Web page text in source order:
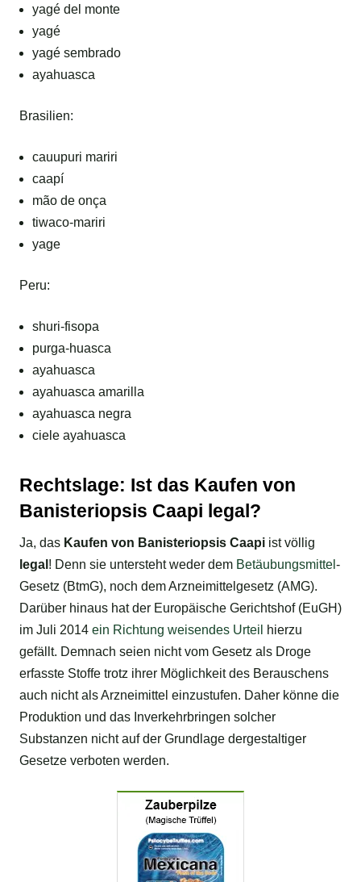
yagé del monte
yagé
yagé sembrado
ayahuasca
Brasilien:
cauupuri mariri
caapí
mão de onça
tiwaco-mariri
yage
Peru:
shuri-fisopa
purga-huasca
ayahuasca
ayahuasca amarilla
ayahuasca negra
ciele ayahuasca
Rechtslage: Ist das Kaufen von
Banisteriopsis Caapi legal?
Ja, das Kaufen von Banisteriopsis Caapi ist völlig
legal ! Denn sie untersteht weder dem Betäubungsmittel -
Gesetz (BtmG), noch dem Arzneimittelgesetz (AMG).
Darüber hinaus hat der Europäische Gerichtshof (EuGH)
im Juli 2014 ein Richtung weisendes Urteil
hierzu
gefällt. Demnach seien nicht vom Gesetz als Droge
erfasste Stoffe trotz ihrer Möglichkeit des Berauschens
auch nicht als Arzneimittel einzustufen. Daher könne die
Produktion und das Inverkehrbringen solcher
Substanzen nicht auf der Grundlage dergestaltiger
Gesetze verboten werden.